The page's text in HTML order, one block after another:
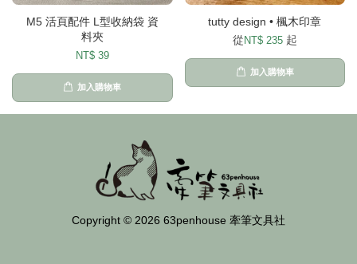
M5 活頁配件 L型收納袋 資
料夾
NT$ 39
加入購物車
tutty design • 楓木印章
從 NT$ 235 起
加入購物車
Copyright © 2026 63penhouse 牽筆文具社